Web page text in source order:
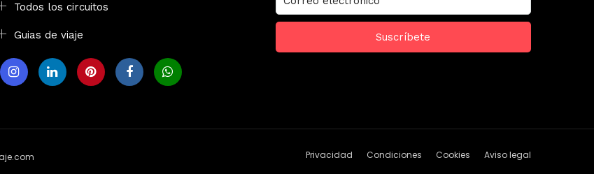
Todos los circuitos
Guias de viaje
Privacidad Condiciones Cookies Aviso legal